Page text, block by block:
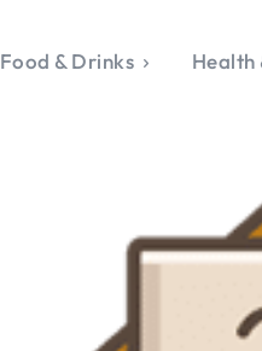
Happyness & Opmerkelijk
Gadgets & Tech
Food & Drinks Health